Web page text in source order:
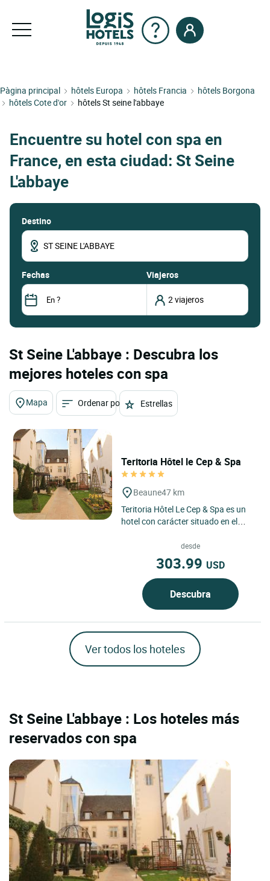
Pàgina principal hôtels Europa hôtels Francia
hôtels Borgona
hôtels Cote d'or
hôtels St seine l'abbaye
Encuentre su hotel con spa en
France, en esta ciudad: St Seine
L'abbaye
Destino
fechas Viajeros
St Seine L'abbaye : Descubra los
mejores hoteles con spa
Mapa Ordenar por Estrellas
Teritoria Hôtel le Cep & Spa
Beaune47 km
Teritoria Hôtel Le Cep & Spa es un
hotel con carácter situado en el
región de Borgoña–Franco...
desde
303.99 USD
Descubra
Ver todos los hoteles
St Seine L'abbaye : Los hoteles más
reservados con spa